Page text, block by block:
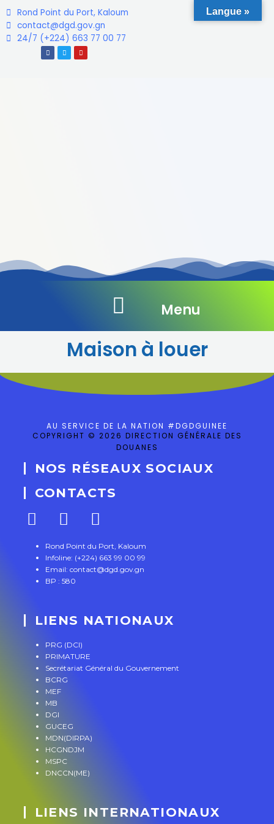
Rond Point du Port, Kaloum
contact@dgd.gov.gn
24/7 (+224) 663 77 00 77
Menu
Maison à louer
AU SERVICE DE LA NATION #DGDGUINEE
COPYRIGHT © 2026 DIRECTION GÉNÉRALE DES
DOUANES
NOS RÉSEAUX SOCIAUX
CONTACTS
Rond Point du Port, Kaloum
Infoline: (+224) 663 99 00 99
Email: contact@dgd.gov.gn
BP : 580
LIENS NATIONAUX
PRG (DCI)
PRIMATURE
Secrétariat Général du Gouvernement
BCRG
MEF
MB
DGI
GUCEG
MDN(DIRPA)
HCGNDJM
MSPC
DNCCN(ME)
LIENS INTERNATIONAUX
Langue »